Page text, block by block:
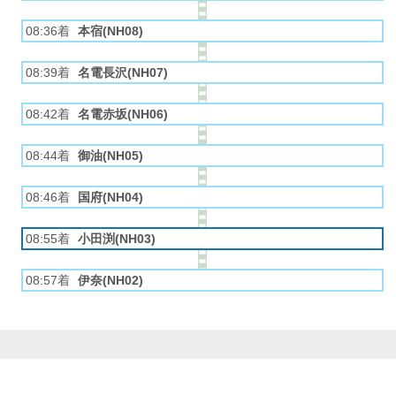
08:36着 本宿(NH08)
08:39着 名電長沢(NH07)
08:42着 名電赤坂(NH06)
08:44着 御油(NH05)
08:46着 国府(NH04)
08:55着 小田渕(NH03)
08:57着 伊奈(NH02)